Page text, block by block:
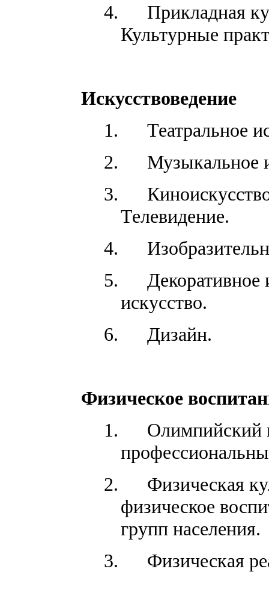
4.
Прикладная
Культурные
Искусствоведение
1.
Театральное
2.
Музыкальное
3.
Телевидение.
4.
5.
Декоративное
искусство.
6.
Дизайн.
Физическое
1.
Олимпийский
2.
Физическая
физическое
групп населения.
3.
Физическая